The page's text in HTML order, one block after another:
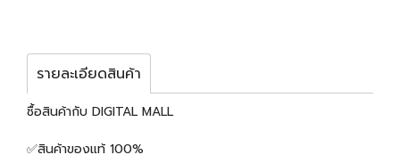
รายละเอียดสินค้า
ซื้อสินค้ากับ DIGITAL MALL
✅สินค้าของแท้ 100%